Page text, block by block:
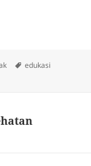
Tags
edukasi